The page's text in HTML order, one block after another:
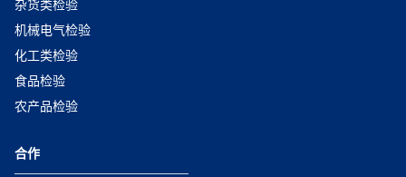
杂货类检验
机械电气检验
化工类检验
食品检验
农产品检验
合作